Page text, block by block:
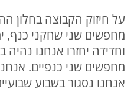
על חיזוק הקבוצה בחלון
מחפשים שני שחקני כנף,
וחדידה יחזרו אנחנו נהיה
מחפשים שני כנפיים.
אנחנו נסגור בשבוע